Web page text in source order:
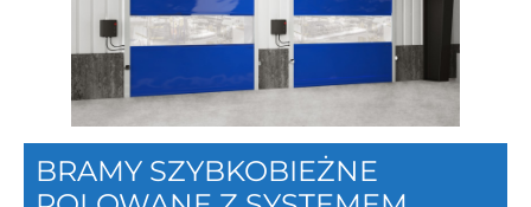
BRAMY SZYBKOBIEŻNE